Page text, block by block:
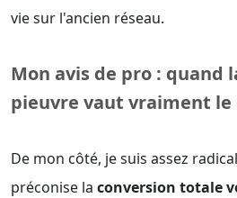
vie sur l'ancien réseau.
Mon avis de pro : quand
pieuvre vaut vraiment le
De mon côté, je suis assez
préconise la conversion totale